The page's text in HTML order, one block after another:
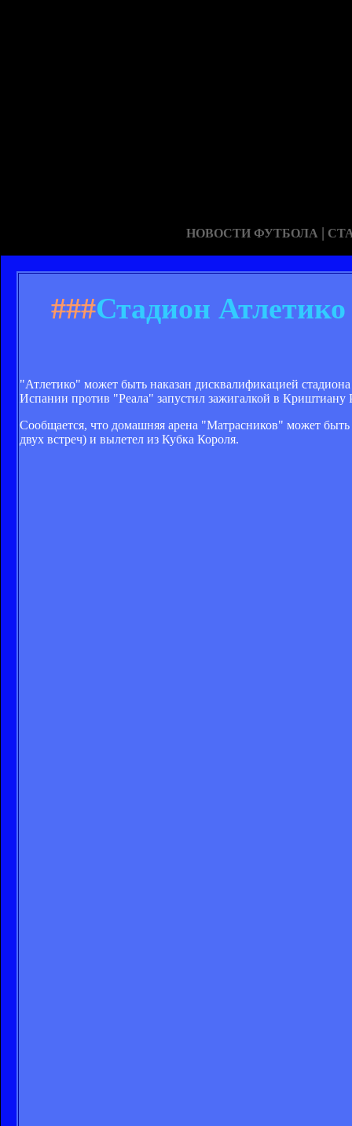
НОВОСТИ ФУТБОЛА |
###Стадион
"Атлетико" может быть наказан дисквалификацией
Испании против "Реала" запустил зажигалкой в Криштиану
Сообщается, что домашняя арена "Матрасников" может
двух встреч) и вылетел из Кубка Короля.